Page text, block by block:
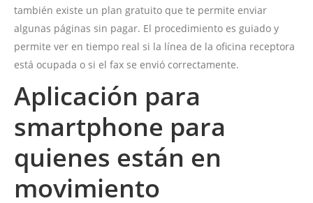
también existe un plan gratuito que te permite enviar
algunas páginas sin pagar. El procedimiento es guiado y
permite ver en tiempo real si la línea de la oficina receptora
está ocupada o si el fax se envió correctamente.
Aplicación para
smartphone para
quienes están en
movimiento